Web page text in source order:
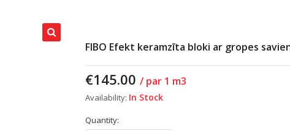
FIBO Efekt keramzīta bloki ar gropes
€145.00 / par 1 m3
Availability: In Stock
Quantity: